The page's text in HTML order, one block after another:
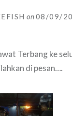
on 08/09/
Terbang ke
di pesan….